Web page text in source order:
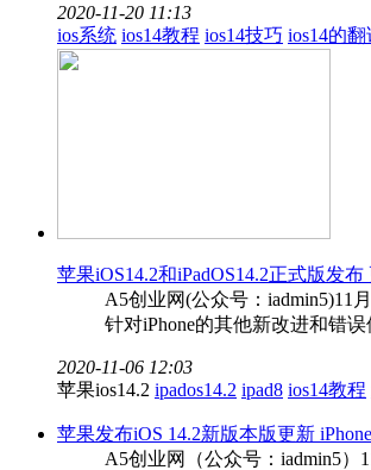
2020-11-20 11:13
ios系统 ios14教程 ios14技巧 ios14的
苹果iOS14.2和iPadOS14.2正式版发
A5创业网(公众号：iadmin5)11
针对iPhone的其他新改进和错
2020-11-06 12:03
苹果ios14.2 ipados14.2 ipad8 ios14教程
苹果发布iOS 14.2新版本版更新
A5创业网（公众号：iadmin5